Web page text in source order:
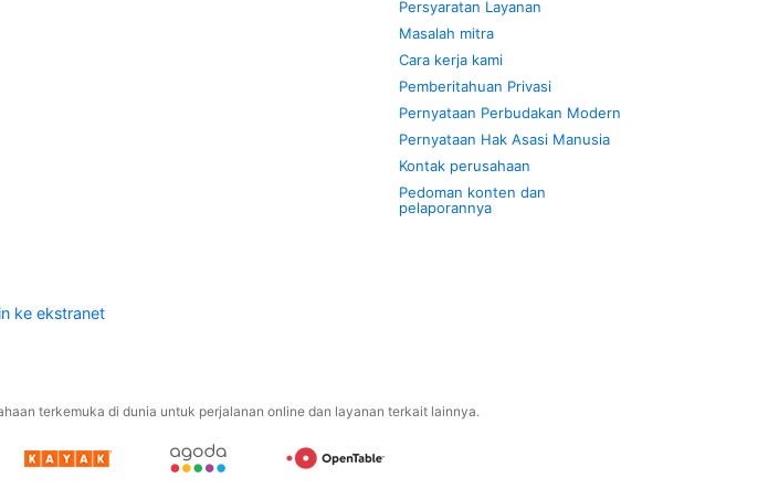
Persyaratan Layanan
Masalah mitra
Cara kerja kami
Pemberitahuan Privasi
Pernyataan Perbudakan Modern
Pernyataan Hak Asasi Manusia
Kontak perusahaan
Pedoman konten dan
pelaporannya
ke ekstranet
terkemuka di dunia untuk perjalanan online dan layanan terkait lainnya.